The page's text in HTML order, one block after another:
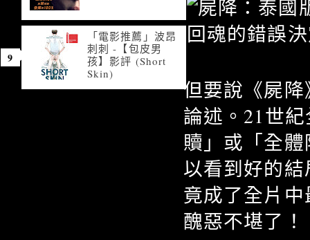
但要說《屍
論述。21世
贖」或「全
以看到好的
竟成了全片
醜惡不堪了！
「電影推薦」波昂
刺刺 -【包皮男
孩】影評 (Short
Skin)